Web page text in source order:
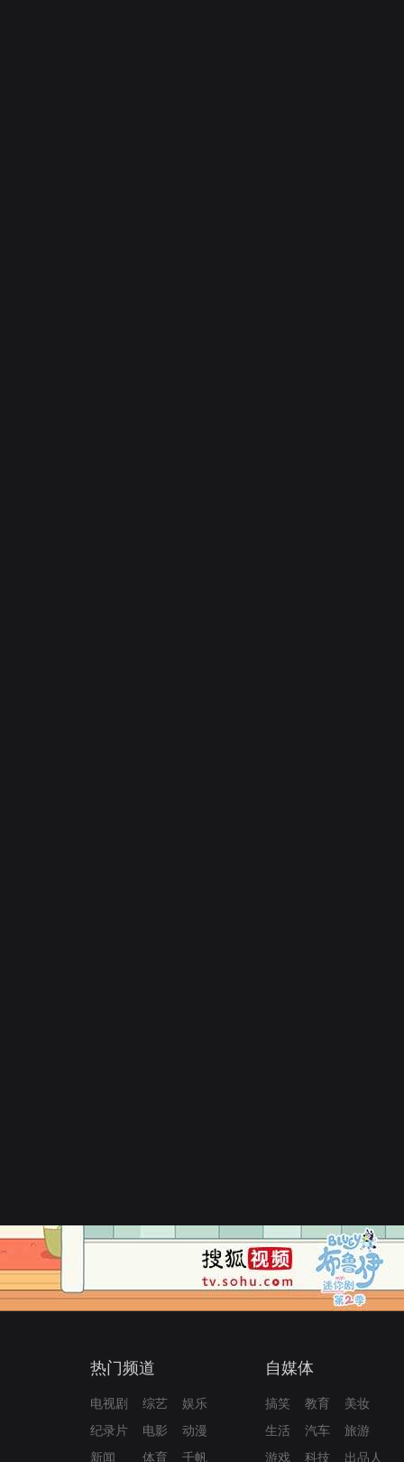
热门频道
电视剧 综艺
娱乐
纪录片
电影
动漫
新闻
体育 千帆
自媒体
搞笑 教育
美妆
生活
汽车
旅游
游戏
科技 出品人